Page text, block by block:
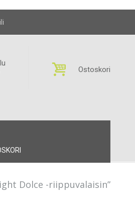
Ostoskori
Dolce -riippuvalaisin”